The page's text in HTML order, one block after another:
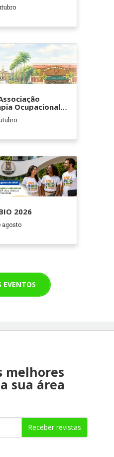
Ocupacional
e
- ATOHOSP
2026
agosto
EVENTOS
melhores
sua área
Receber revistas